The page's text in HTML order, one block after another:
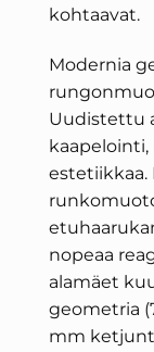
kohtaavat.
Modernia
Uudistettu
estetiikkaa.
nopeaa
alamäet
geometria
mm